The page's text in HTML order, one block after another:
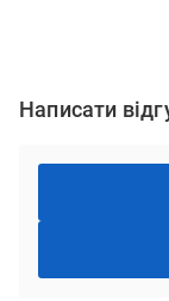
Написати